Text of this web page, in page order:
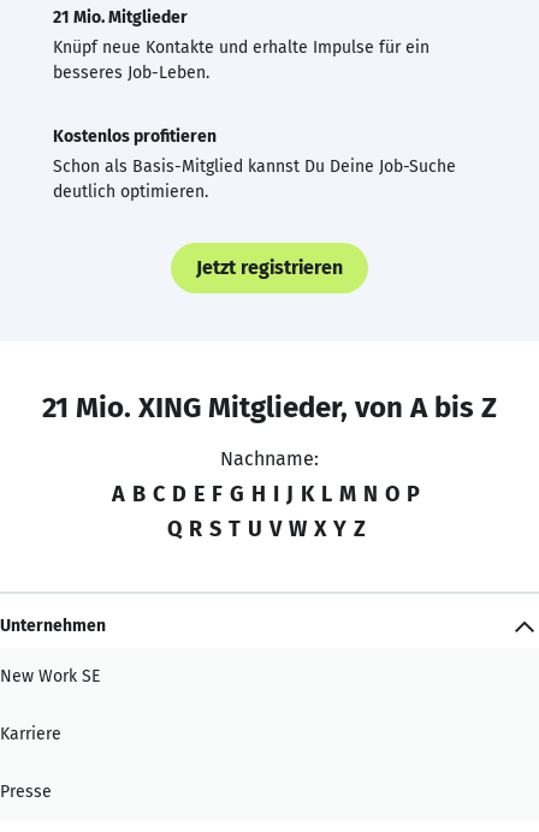
21 Mio. Mitglieder
Knüpf neue Kontakte und erhalte Impulse für ein
besseres Job-Leben.
Kostenlos profitieren
Schon als Basis-Mitglied kannst Du Deine Job-Suche
deutlich optimieren.
Jetzt registrieren
21 Mio. XING Mitglieder, von A bis Z
Nachname:
A B C D E F G H I J K L M N O P
Q R S T U V W X Y Z
Unternehmen
New Work SE
Karriere
Presse